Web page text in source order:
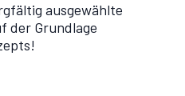
ausgewählte
der Grundlage